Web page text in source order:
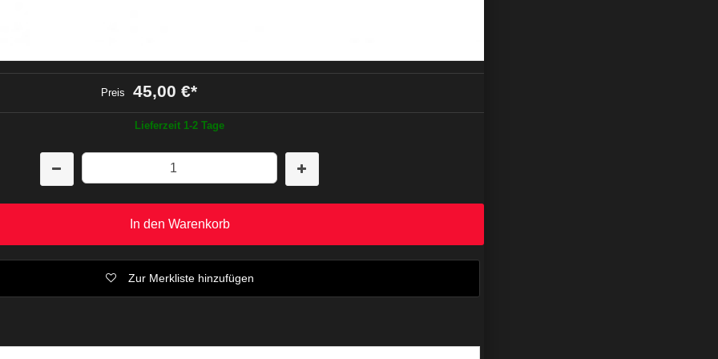
Preis 45,00 €*
Lieferzeit 1-2 Tage
In den Warenkorb
Zur Merkliste hinzufügen